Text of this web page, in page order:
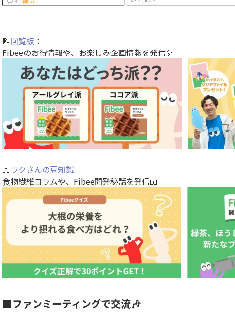
📝回覧板 ：
Fibeeのお得情報や、お楽しみ企画情報を発信🎈
📖ラクさんの豆知識
食物繊維コラムや、Fibee開発秘話を発信📖
■ファンミーティングで交流🎶